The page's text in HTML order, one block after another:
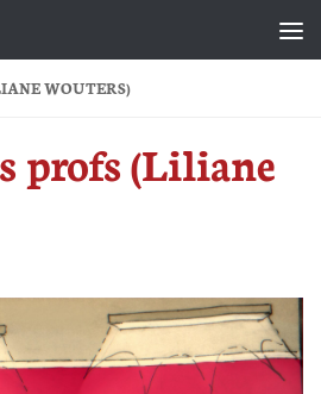
WOUTERS)
profs (Liliane